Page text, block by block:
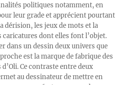
politiques notamment, en
leur grade et apprécient pourtant
dérision, les jeux de mots et la
caricatures dont elles font l’objet.
dans un dessin deux univers que
est la marque de fabrique des
Ce contraste entre deux
au dessinateur de mettre en